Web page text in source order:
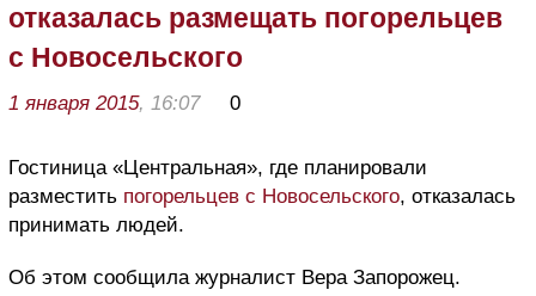
отказалась размещать погорельцев
с Новосельского
1 января 2015, 16:07 0
Гостиница «Центральная», где планировали
разместить погорельцев с Новосельского, отказалась
принимать людей.
Об этом сообщила журналист Вера Запорожец.